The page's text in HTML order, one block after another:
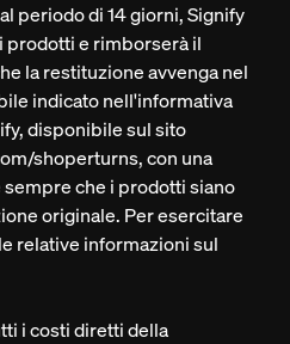
periodo di 14 giorni, Signify
prodotti e rimborserà il
la restituzione avvenga nel
indicato nell'informativa
disponibile sul sito
shoperturns, con una
che i prodotti siano
originale. Per esercitare
relative informazioni sul
i costi diretti della